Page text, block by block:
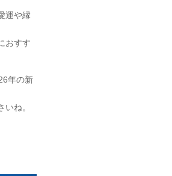
運や縁
おすす
年の新
ね。